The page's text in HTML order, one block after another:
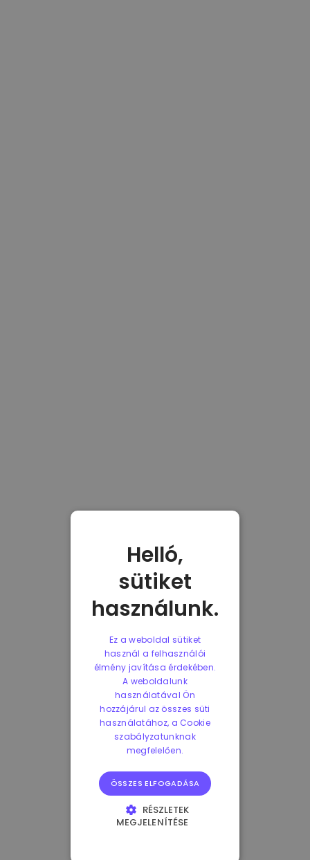
Helló,
sütiket
használunk.
Ez a weboldal sütiket
használ a felhasználói
élmény javítása érdekében.
A weboldalunk
használatával Ön
hozzájárul az összes süti
használatához, a Cookie
szabályzatunknak
megfelelően.
ÖSSZES ELFOGADÁSA
RÉSZLETEK
MEGJELENÍTÉSE